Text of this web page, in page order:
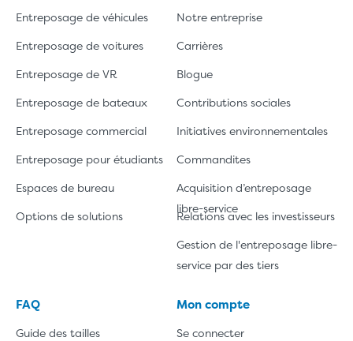
Entreposage de véhicules
Entreposage de voitures
Entreposage de VR
Entreposage de bateaux
Entreposage commercial
Entreposage pour étudiants
Espaces de bureau
Options de solutions
Notre entreprise
Carrières
Blogue
Contributions sociales
Initiatives environnementales
Commandites
Acquisition d’entreposage
libre-service
Relations avec les investisseurs
Gestion de l'entreposage libre-
service par des tiers
FAQ
Guide des tailles
Mon compte
Se connecter